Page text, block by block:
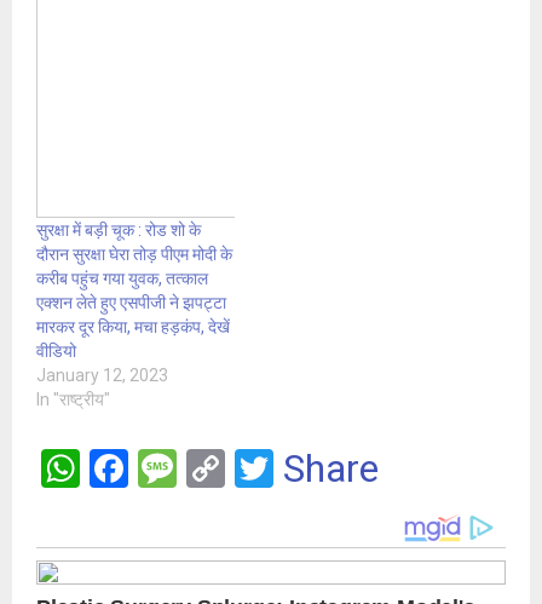
सुरक्षा में बड़ी चूक : रोड शो के
दौरान सुरक्षा घेरा तोड़ पीएम मोदी के
करीब पहुंच गया युवक, तत्काल
एक्शन लेते हुए एसपीजी ने झपट्टा
मारकर दूर किया, मचा हड़कंप, देखें
वीडियो
January 12, 2023
In "राष्ट्रीय"
W
at
s
F
ce
b
M
s
a
C
py
Li
T
tt
er
Share